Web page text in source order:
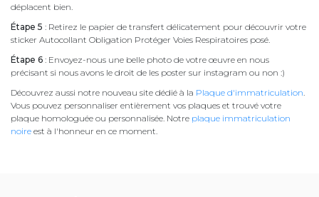
déplacent bien.
Étape 5 : Retirez le papier de transfert délicatement pour découvrir votre
sticker Autocollant Obligation Protéger Voies Respiratoires posé.
Étape 6 : Envoyez-nous une belle photo de votre œuvre en nous
précisant si nous avons le droit de les poster sur instagram ou non :)
Découvrez aussi notre nouveau site dédié à la Plaque d'immatriculation.
Vous pouvez personnaliser entièrement vos plaques et trouvé votre
plaque homologuée ou personnalisée. Notre plaque immatriculation
noire est à l'honneur en ce moment.